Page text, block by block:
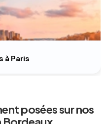
à Paris
posées sur nos